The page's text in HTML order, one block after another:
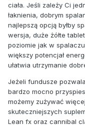
ciała. Jeśli zależy Ci
łaknienia, dobrym
najlepszą opcją byłby
wersja, duże żółte
poziomie jak w
większy potencjał
ułatwia utrzymanie
Jeżeli fundusze
bardzo mocno
możemy zużywać
skuteczniejszych
Lean fx oraz cannibal